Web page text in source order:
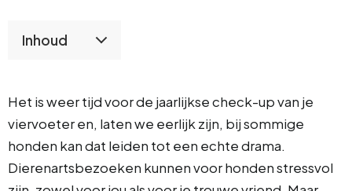
Inhoud
Het is weer tijd voor de jaarlijkse check-up van je
viervoeter en, laten we eerlijk zijn, bij sommige
honden kan dat leiden tot een echte drama.
Dierenartsbezoeken kunnen voor honden stressvol